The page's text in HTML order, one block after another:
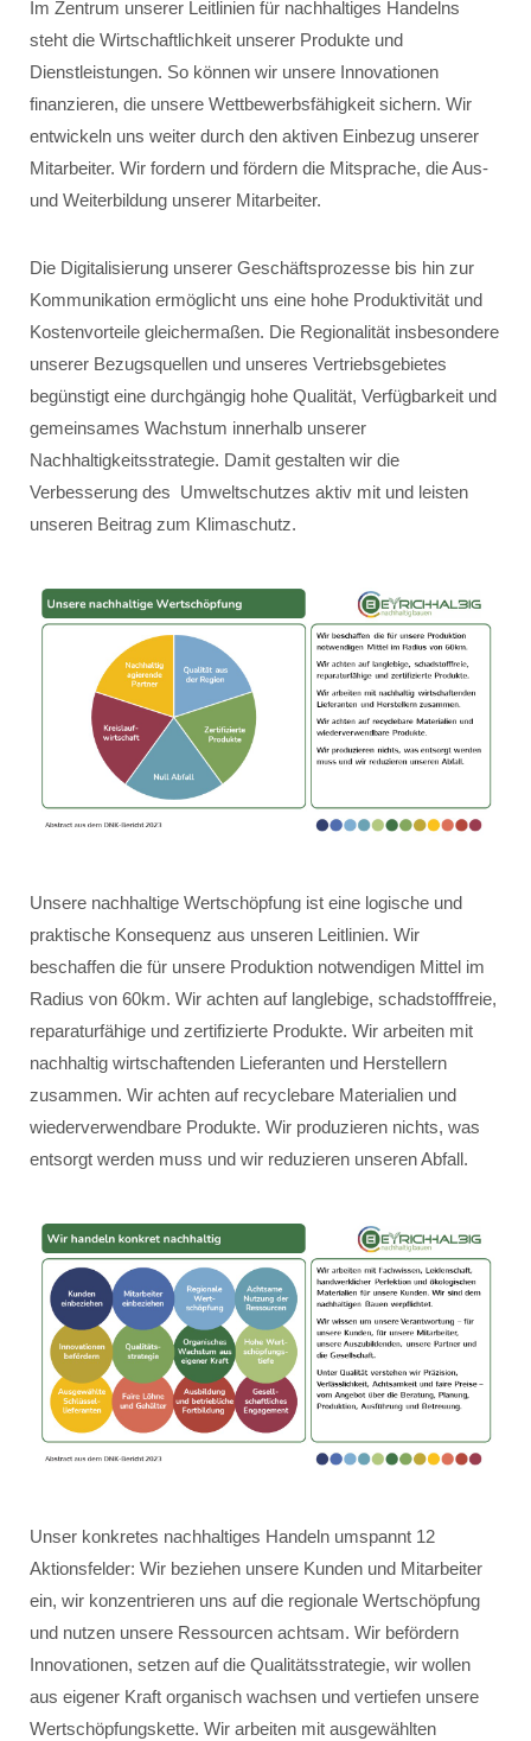
Im Zentrum unserer Leitlinien für nachhaltiges Handelns
steht die Wirtschaftlichkeit unserer Produkte und
Dienstleistungen. So können wir unsere Innovationen
finanzieren, die unsere Wettbewerbsfähigkeit sichern. Wir
entwickeln uns weiter durch den aktiven Einbezug unserer
Mitarbeiter. Wir fordern und fördern die Mitsprache, die Aus-
und Weiterbildung unserer Mitarbeiter.
Die Digitalisierung unserer Geschäftsprozesse bis hin zur
Kommunikation ermöglicht uns eine hohe Produktivität und
Kostenvorteile gleichermaßen. Die Regionalität insbesondere
unserer Bezugsquellen und unseres Vertriebsgebietes
begünstigt eine durchgängig hohe Qualität, Verfügbarkeit und
gemeinsames Wachstum innerhalb unserer
Nachhaltigkeitsstrategie. Damit gestalten wir die
Verbesserung des Umweltschutzes aktiv mit und leisten
unseren Beitrag zum Klimaschutz.
Unsere nachhaltige Wertschöpfung ist eine logische und
praktische Konsequenz aus unseren Leitlinien. Wir
beschaffen die für unsere Produktion notwendigen Mittel im
Radius von 60km. Wir achten auf langlebige, schadstofffreie,
reparaturfähige und zertifizierte Produkte. Wir arbeiten mit
nachhaltig wirtschaftenden Lieferanten und Herstellern
zusammen. Wir achten auf recyclebare Materialien und
wiederverwendbare Produkte. Wir produzieren nichts, was
entsorgt werden muss und wir reduzieren unseren Abfall.
Unser konkretes nachhaltiges Handeln umspannt 12
Aktionsfelder: Wir beziehen unsere Kunden und Mitarbeiter
ein, wir konzentrieren uns auf die regionale Wertschöpfung
und nutzen unsere Ressourcen achtsam. Wir befördern
Innovationen, setzen auf die Qualitätsstrategie, wir wollen
aus eigener Kraft organisch wachsen und vertiefen unsere
Wertschöpfungskette. Wir arbeiten mit ausgewählten